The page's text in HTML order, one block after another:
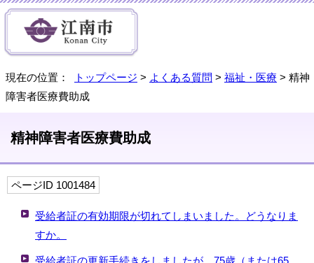
現在の位置： トップページ > よくある質問 > 福祉・医療 > 精神
障害者医療費助成
精神障害者医療費助成
ページID 1001484
受給者証の有効期限が切れてしまいました。どうなりま
すか。
受給者証の更新手続きをしましたが、75歳（または65